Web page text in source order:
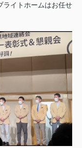
ライトホームはお任せ